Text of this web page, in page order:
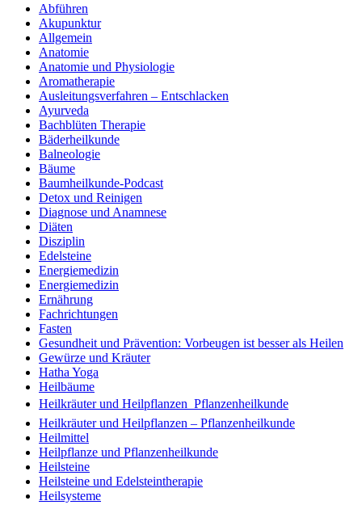
Abführen
Akupunktur
Allgemein
Anatomie
Anatomie und Physiologie
Aromatherapie
Ausleitungsverfahren – Entschlacken
Ayurveda
Bachblüten Therapie
Bäderheilkunde
Balneologie
Bäume
Baumheilkunde-Podcast
Detox und Reinigen
Diagnose und Anamnese
Diäten
Disziplin
Edelsteine
Energiemedizin
Energiemedizin
Ernährung
Fachrichtungen
Fasten
Gesundheit und Prävention: Vorbeugen ist besser als Heilen
Gewürze und Kräuter
Hatha Yoga
Heilbäume
Heilkräuter und Heilpflanzen  Pflanzenheilkunde
Heilkräuter und Heilpflanzen – Pflanzenheilkunde
Heilmittel
Heilpflanze und Pflanzenheilkunde
Heilsteine
Heilsteine und Edelsteintherapie
Heilsysteme